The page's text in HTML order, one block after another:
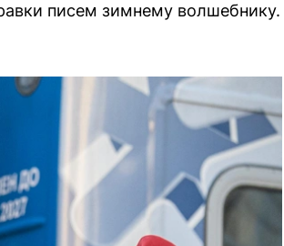
писем зимнему волшебнику.